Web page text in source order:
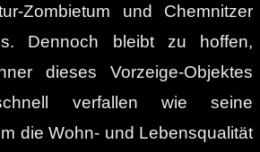
Zombietum und Chemnitzer
Dennoch bleibt zu hoffen,
dieses Vorzeige-Objektes
verfallen wie seine
die Wohn- und Lebensqualität